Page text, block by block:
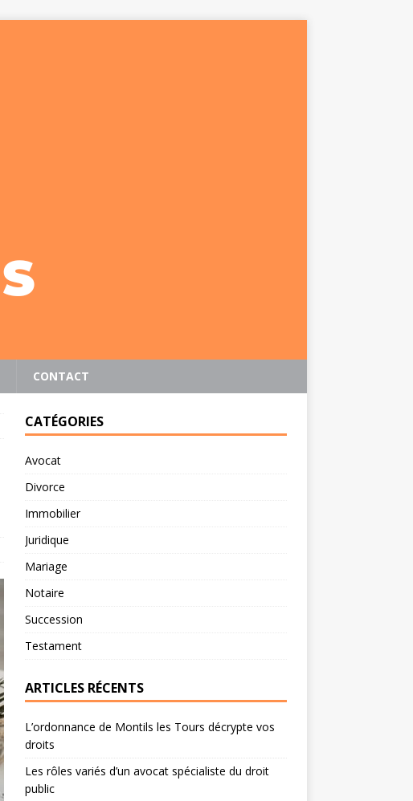
CONTACT
CATÉGORIES
Avocat
Divorce
Immobilier
Juridique
Mariage
Notaire
Succession
Testament
ARTICLES RÉCENTS
L’ordonnance de Montils les Tours décrypte vos
droits
Les rôles variés d’un avocat spécialiste du droit
public